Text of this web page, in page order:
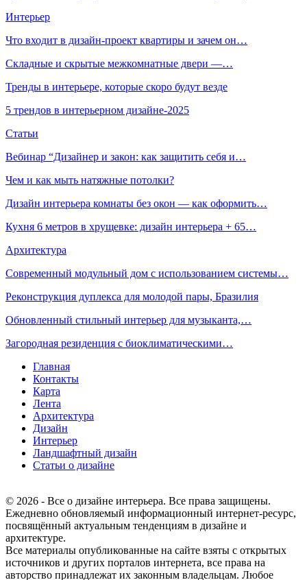
Интерьер
Что входит в дизайн-проект квартиры и зачем он…
Складные и скрытые межкомнатные двери —…
Тренды в интерьере, которые скоро будут везде
5 трендов в интерьерном дизайне-2025
Статьи
Вебинар “Дизайнер и закон: как защитить себя и…
Чем и как мыть натяжные потолки?
Дизайн интерьера комнаты без окон — как оформить…
Кухня 6 метров в хрущевке: дизайн интерьера + 65…
Архитектура
Современный модульный дом с использованием системы…
Реконструкция дуплекса для молодой пары, Бразилия
Обновленный стильный интерьер для музыканта,…
Загородная резиденция с биоклиматическими…
Главная
Контакты
Карта
Лента
Архитектура
Дизайн
Интерьер
Ландшафтный дизайн
Статьи о дизайне
© 2026 - Все о дизайне интерьера. Все права защищены.
Ежедневно обновляемый информационный интернет-ресурс,
посвящённый актуальным тенденциям в дизайне и
архитектуре.
Все материалы опубликованные на сайте взяты с открытых
источников и других порталов интернета, все права на
авторство принадлежат их законным владельцам. Любое